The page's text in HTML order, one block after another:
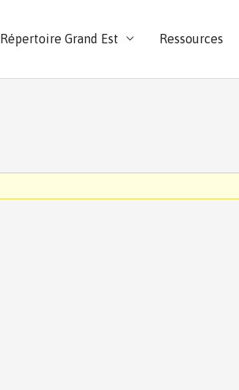
Répertoire Grand Est Ressources